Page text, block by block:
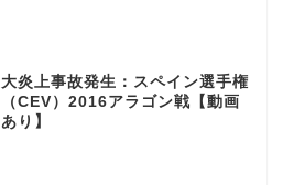
大炎上事故発生：スペイン選手権
（CEV）2016アラゴン戦【動画
あり】